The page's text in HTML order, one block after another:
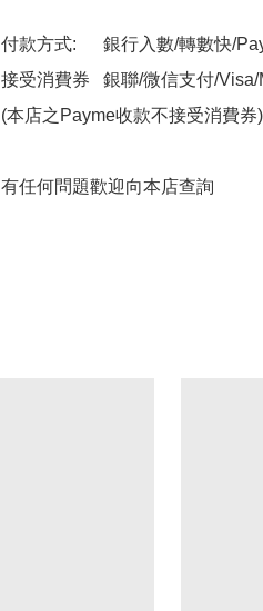
付款方式:      銀行入數/轉數快/
接受消費券   銀聯/微信支付/Visa/
(本店之Payme收款不接受消費券)
有任何問題歡迎向本店查詢